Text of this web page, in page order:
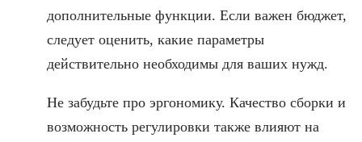
дополнительные функции. Если важен бюджет,
следует оценить, какие параметры
действительно необходимы для ваших нужд.
Не забудьте про эргономику. Качество сборки и
возможность регулировки также влияют на